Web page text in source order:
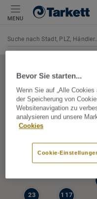
MENU
77
117
23
Bevor Sie starten...
Wenn Sie auf „Alle
der Speicherung von
Websitenavigation zu
analysieren und unsere
Cookies
Cookie-